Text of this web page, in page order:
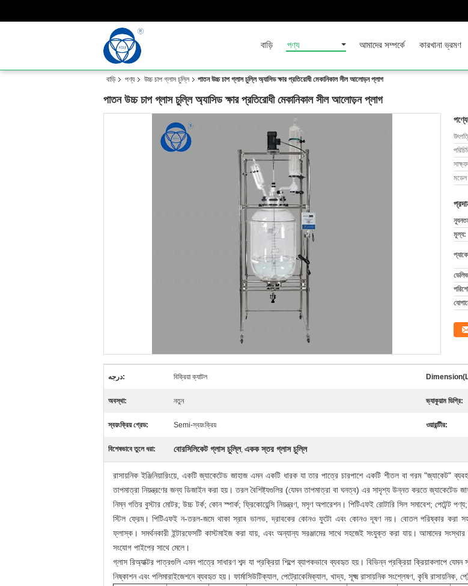
বাড়ি পণ্য আমাদের সম্পর্কে কারখানা ভ্রমণ
বাড়ি পণ্য উচ্চ চাপ গ্লাস চুল্লি পাতন উচ্চ চাপ গ্লাস চুল্লি অ্যাসিড ক্ষার প্রতিরোধী মেকানিকাল সীল আলোড়ন প্লাগ
পাতন উচ্চ চাপ গ্লাস চুল্লি অ্যাসিড ক্ষার প্রতিরোধী মেকানিকাল সীল আলোড়ন প্লাগ
মডেল
মূল্য:
درجه: বিক্রিয়া ক্যাটল
অবস্থা: নতুন ভ্যাকুয়াম ডিগ্রি:
স্বয়ংক্রিয় গ্রেড: Semi-স্বয়ংক্রিয় ওয়ারান্টীর:
বিশেষভাবে তুলে ধরা: বোরসিলিকেট গ্লাস চুল্লি, একক স্তর গ্লাস চুল্লি
রাসায়নিক ইঞ্জিনিয়ারিংয়ে, একটি জ্যাকেটেড জাহাজ এমন একটি ধারক যা তার পাত্রে চারপাশে একটি শীতল বা গরম "জ্যাকেট"
তাপমাত্রা নিয়ন্ত্রণের জন্য ডিজাইন করা হয়। তরল বৈশিষ্ট্যগুলির (যেমন তাপমাত্রা বা ঘনত্ব) এর সাদৃশ্য উন্নত করতে জ্যাকেটেড
নিম্ন গতির বুস্টার মোটর; উচ্চ টর্ক; কোন স্পার্ক; ফ্রিকোয়েন্সি নিয়ন্ত্রণ, মসৃণ অপারেশন। পিটিএফই রোটারি সিল সমাবেশ; পেটেন্ট পণ্য;
স্টিল ফ্রেম। পিটিএফই ন-তরল-জমে থাকা স্রাব ভালভ, দ্রাবকের কোনও ফুটো এবং কোনও দূষণ নয়। বোতল পরিষ্কার করা
ফ্লাস্ক। সমর্থনকারী ইন্টারফেসটি কাস্টমাইজ করা যায়, এবং অন্যান্য সরঞ্জামের সাথে সহজেই সংযুক্ত করা যায়। আমাদের সংস্থার
সংযোগ পাইপের সাথে মেলে।
গ্লাস রিঅ্যাক্টর পাত্রগুলি এমন পাত্রে সাধারণ শব্দ যা প্রক্রিয়া শিল্পে ব্যাপকভাবে ব্যবহৃত হয়। বিভিন্ন প্রক্রিয়া ক্রিয়াকলাপে
নিষ্কাশন এবং পলিমারাইজেশনে ব্যবহৃত হয়। ফার্মাসিউটিক্যাল, পেট্রোকেমিক্যাল, খাদ্য, সূক্ষ্ম রাসায়নিক সংশ্লেষণ, কৃষি রাসায়নিক,